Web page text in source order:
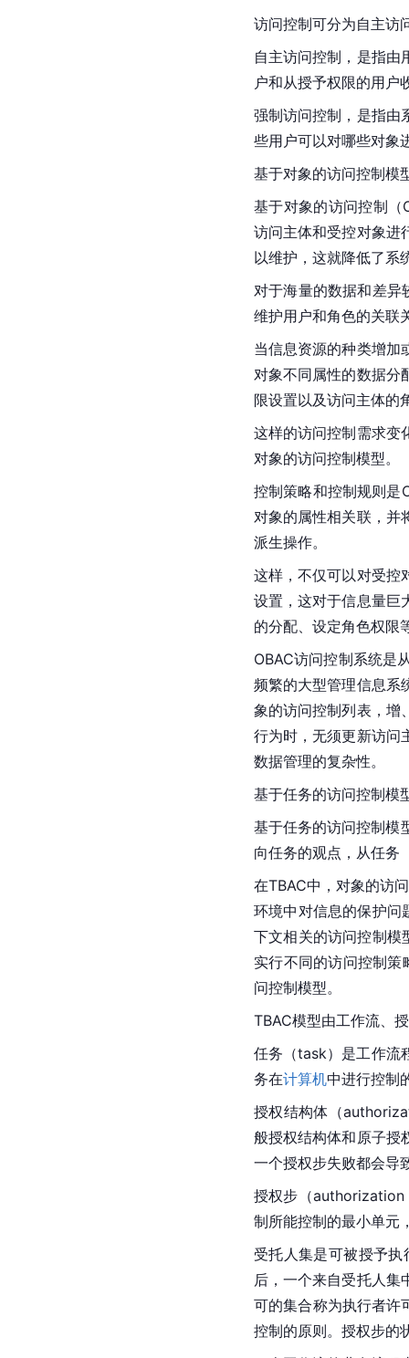
访问控制可分为自主访
自主访问控制，是指由
户和从授予权限的用户
强制访问控制，是指由
些用户可以对哪些对象
基于对象的访问控制模
基于对象的访问控制
访问主体和受控对象进
以维护，这就降低了系
对于海量的数据和差异
维护用户和角色的关联
当信息资源的种类增加
对象不同属性的数据分
限设置以及访问主体的
这样的访问控制需求变
对象的访问控制模型。
控制策略和控制规则是
对象的属性相关联，并
派生操作。
这样，不仅可以对受控
设置，这对于信息量巨
的分配、设定角色权限
OBAC访问控制系统是
频繁的大型管理信息系
象的访问控制列表，增
行为时，无须更新访问
数据管理的复杂性。
基于任务的访问控制模
基于任务的访问控制
向任务的观点，从任务
在TBAC中，对象的访
环境中对信息的保护问
下文相关的访问控制模
实行不同的访问控制
问控制模型。
TBAC模型由工作流、
任务（task）是工作流
务在计算机中进行控制
授权结构体（
般授权结构体和原子授
一个授权步失败都会导
授权步（authorization
制所能控制的最小单
受托人集是可被授予
后，一个来自受托人集
可的集合称为执行者许
控制的原则。授权步的